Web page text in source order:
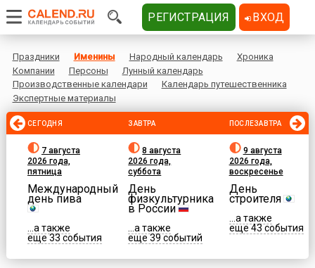
Праздники Именины Народный календарь
Хроника
Компании
Персоны
Лунный календарь
Производственные календари
Календарь путешественника
Экспертные материалы
СЕГОДНЯ
7 августа
2026 года,
пятница
Международный
день пива
...а также
еще 33 события
ЗАВТРА
8 августа
2026 года,
суббота
День
физкультурника
в России
...а также
еще 39 событий
ПОСЛЕЗАВТРА
9 августа
2026 года,
воскресенье
День
строителя
...а также
еще 43 события
РЕГИСТРАЦИЯ ВХОД